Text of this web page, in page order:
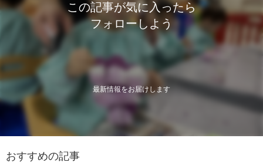
この記事が気に入ったら
フォローしよう
最新情報をお届けします
おすすめの記事